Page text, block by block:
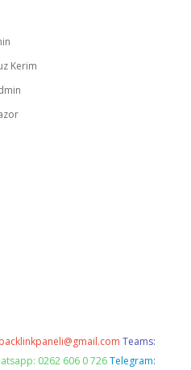
Kerim
backlinkpaneli@gmail.com Teams:
0262 606 0 726 Telegram: